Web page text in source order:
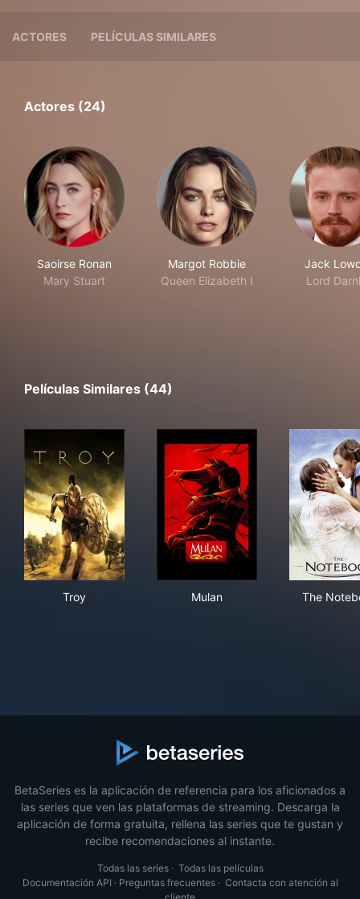
ACTORES PELÍCULAS SIMILARES
Actores (24)
Saoirse Ronan
Mary Stuart
Margot Robbie
Queen Elizabeth I
Jack
Lord
Películas Similares (44)
Troy Mulan The
BetaSeries es la aplicación de referencia para los aficionados a
las series que ven las plataformas de streaming. Descarga la
aplicación de forma gratuita, rellena las series que te gustan y
recibe recomendaciones al instante.
Todas las series· Todas las películas
Documentación API · Preguntas frecuentes· Contacta con atención al